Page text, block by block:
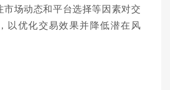
市场动态和平台选择等因素对交
以优化交易效果并降低潜在风